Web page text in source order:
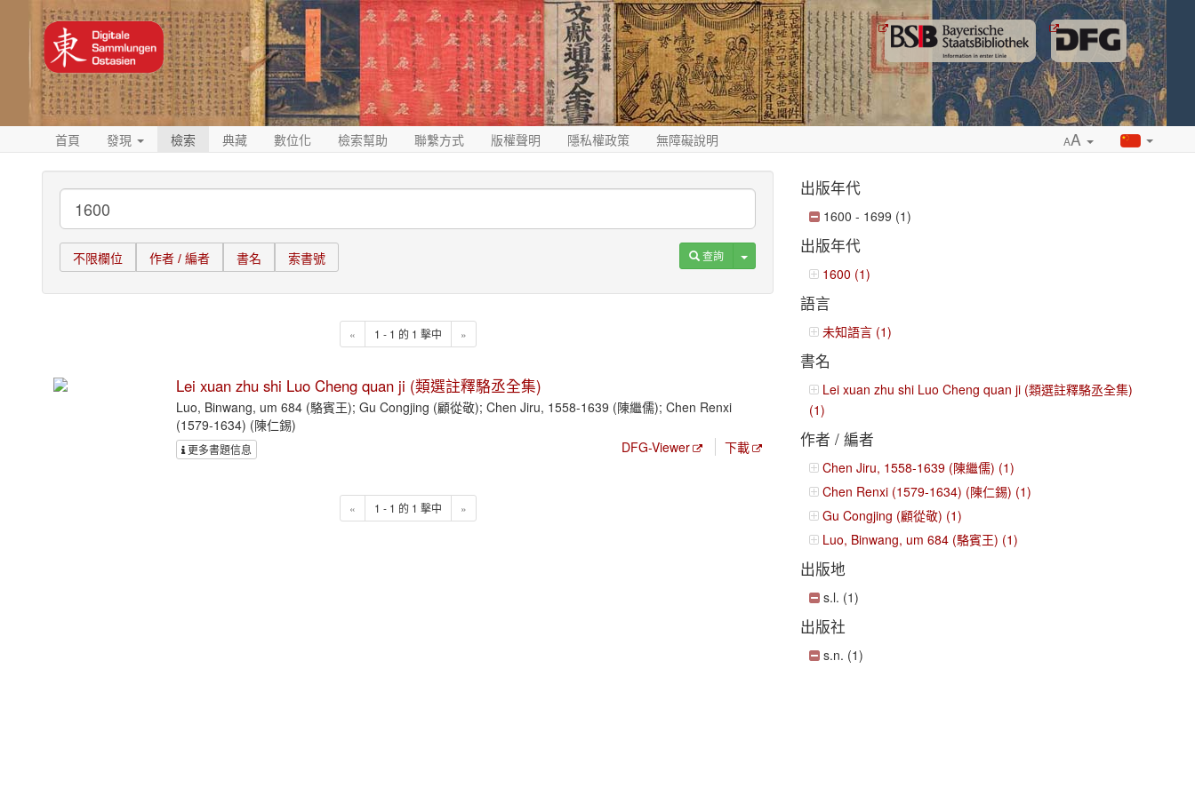
首頁 發現 檢索 典藏 數位化 檢索幫助 聯繫方式 版權聲明 隱私權政策 無障礙說明 AA
不限欄位 作者 / 編者 書名 索書號 查詢 Toggle Dropdown
« 1 - 1 的 1 擊中 »
Lei xuan zhu shi Luo Cheng quan ji (類選註釋駱丞全集)
Luo, Binwang, um 684 (駱賓王); Gu Congjing (顧從敬); Chen Jiru, 1558-1639 (陳繼儒); Chen Renxi
(1579-1634) (陳仁錫)
更多書題信息 DFG-Viewer 下載
« 1 - 1 的 1 擊中 »
出版年代
1600 - 1699 (1)
出版年代
1600 (1)
語言
未知語言 (1)
書名
Lei xuan zhu shi Luo Cheng quan ji (類選註釋駱丞全集)
(1)
作者 / 編者
Chen Jiru, 1558-1639 (陳繼儒) (1)
Chen Renxi (1579-1634) (陳仁錫) (1)
Gu Congjing (顧從敬) (1)
Luo, Binwang, um 684 (駱賓王) (1)
出版地
s.l. (1)
出版社
s.n. (1)